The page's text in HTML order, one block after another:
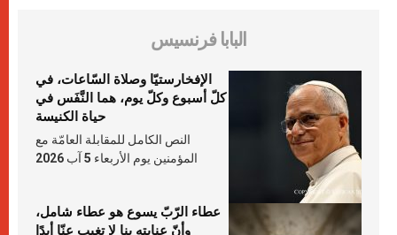
البابا فرنسيس
الإفخارستيّا وصلاة السّاعات، في
كلّ أسبوع وكلّ يوم، هما النَّفَس في
حياة الكنيسة
النص الكامل للمقابلة العامّة مع
المؤمنين يوم الأربعاء 5 آب 2026
عطاء الرّبّ يسوع هو عطاء شامل،
وأنّ عنايته بنا لا تغيب عنّا أبدًا